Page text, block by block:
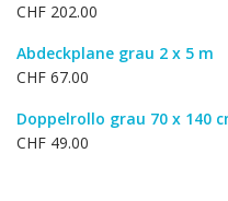
CHF 202.00
Abdeckplane grau 2 x 5 m
CHF 67.00
Doppelrollo grau 70 x 140
CHF 49.00